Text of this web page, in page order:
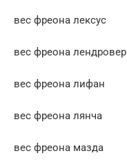
вес фреона лексус
вес фреона лендровер
вес фреона лифан
вес фреона лянча
вес фреона мазда